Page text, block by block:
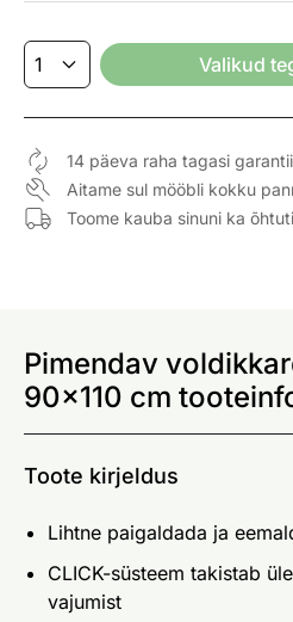
Valikud
14 päeva raha tagasi garantii
Aitame sul mööbli kokku
Toome kauba sinuni ka õhtuti
Pimendav
90x110 cm
Toote kirjeldus
Lihtne paigaldada ja
CLICK-süsteem takistab
vajumist